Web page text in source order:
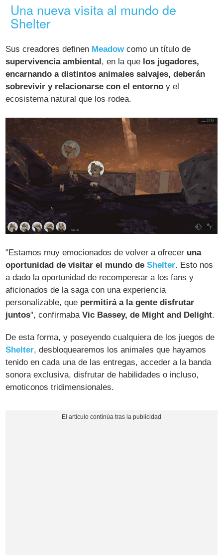
Una nueva visita al mundo de
Shelter
Sus creadores definen Meadowcomo un título de
supervivencia ambiental, en la que los jugadores,
encarnando a distintos animales salvajes, deberán
sobrevivir y relacionarse con el entorno y el
ecosistema natural que los rodea.
"Estamos muy emocionados de volver a ofrecer una
oportunidad de visitar el mundo deShelter. Esto nos
a dado la oportunidad de recompensar a los fans y
aficionados de la saga con una experiencia
personalizable, que permitirá a la gente disfrutar
juntos", confirmabaVic Bassey, de Might and Delight.
De esta forma, y poseyendo cualquiera de los juegos de
Shelter, desbloquearemos los animales que hayamos
tenido en cada una de las entregas, acceder a la banda
sonora exclusiva, disfrutar de habilidades o incluso,
emoticonos tridimensionales.